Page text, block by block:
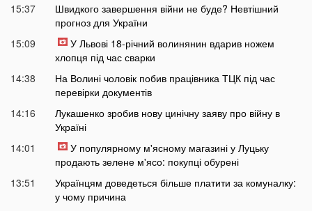
15:37
Швидкого завершення війни не буде? Невтішний
прогноз для України
15:09
У Львові 18-річний волинянин вдарив ножем
хлопця під час сварки
14:38
На Волині чоловік побив працівника ТЦК під час
перевірки документів
14:16
Лукашенко зробив нову цинічну заяву про війну в
Україні
14:01
У популярному м'ясному магазині у Луцьку
продають зелене м'ясо: покупці обурені
13:51
Українцям доведеться більше платити за комуналку:
у чому причина